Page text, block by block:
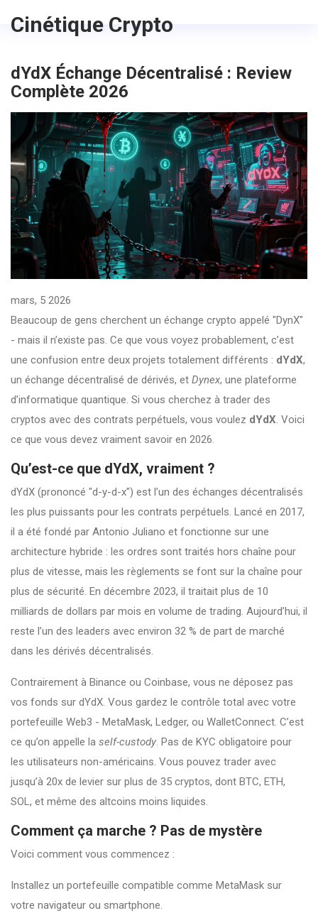
Cinétique Crypto
dYdX Échange Décentralisé : Review
Complète 2026
mars, 5 2026
Beaucoup de gens cherchent un échange crypto appelé "DynX"
- mais il n’existe pas. Ce que vous voyez probablement, c’est
une confusion entre deux projets totalement différents : dYdX,
un échange décentralisé de dérivés, et Dynex, une plateforme
d’informatique quantique. Si vous cherchez à trader des
cryptos avec des contrats perpétuels, vous voulez dYdX. Voici
ce que vous devez vraiment savoir en 2026.
Qu’est-ce que dYdX, vraiment ?
dYdX (prononcé "d-y-d-x") est l’un des échanges décentralisés
les plus puissants pour les contrats perpétuels. Lancé en 2017,
il a été fondé par Antonio Juliano et fonctionne sur une
architecture hybride : les ordres sont traités hors chaîne pour
plus de vitesse, mais les règlements se font sur la chaîne pour
plus de sécurité. En décembre 2023, il traitait plus de 10
milliards de dollars par mois en volume de trading. Aujourd’hui, il
reste l’un des leaders avec environ 32 % de part de marché
dans les dérivés décentralisés.
Contrairement à Binance ou Coinbase, vous ne déposez pas
vos fonds sur dYdX. Vous gardez le contrôle total avec votre
portefeuille Web3 - MetaMask, Ledger, ou WalletConnect. C’est
ce qu’on appelle la self-custody. Pas de KYC obligatoire pour
les utilisateurs non-américains. Vous pouvez trader avec
jusqu’à 20x de levier sur plus de 35 cryptos, dont BTC, ETH,
SOL, et même des altcoins moins liquides.
Comment ça marche ? Pas de mystère
Voici comment vous commencez :
Installez un portefeuille compatible comme MetaMask sur
votre navigateur ou smartphone.